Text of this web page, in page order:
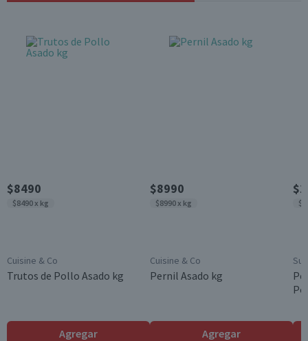
$8490
$8490 x kg
Cuisine & Co
Trutos de Pollo Asado kg
Agregar
$8990
$8990 x kg
Cuisine & Co
Pernil Asado kg
Agregar